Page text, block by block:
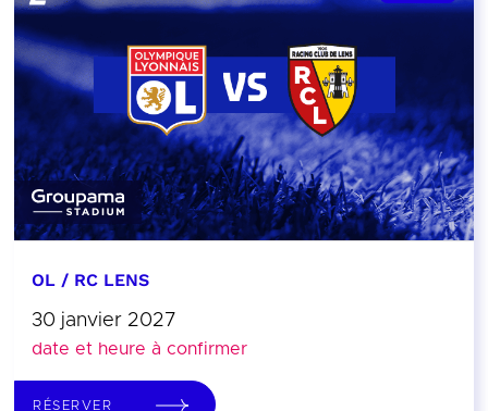
OL / RC LENS
30 janvier 2027
date et heure à confirmer
RÉSERVER